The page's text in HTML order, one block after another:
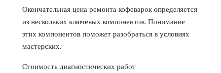
Окончательная цена ремонта кофеварок определяется
из нескольких ключевых компонентов. Понимание
этих компонентов поможет разобраться в условиях
мастерских.
Стоимость диагностических работ